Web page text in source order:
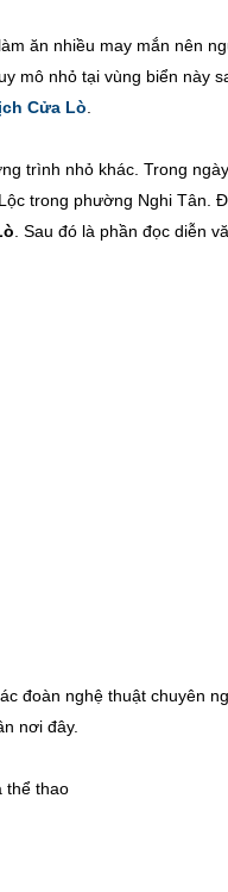
ăn nhiều may mắn nên
mô nhỏ tại vùng biển này
Cửa Lò
trình nhỏ khác. Trong
trong phường Nghi Tân.
. Sau đó là phần đọc diễn
đoàn nghệ thuật chuyên
nơi đây.
thể thao